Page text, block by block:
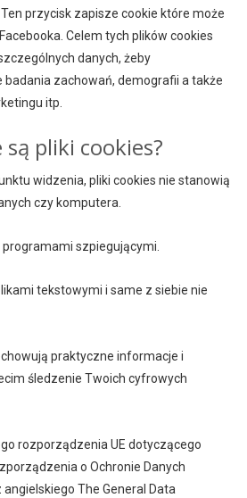
Ten przycisk zapisze cookie które może
Celem tych plików cookies
danych, żeby
zachowań, demografii a także
itp.
są pliki cookies?
widzenia, pliki cookies nie stanowią
czy komputera.
programami szpiegującymi.
tekstowymi i same z siebie nie
praktyczne informacje i
śledzenie Twoich cyfrowych
rozporządzenia UE dotyczącego
o Ochronie Danych
angielskiego The General Data